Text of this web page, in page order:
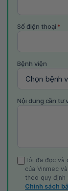
Số điện thoại *
Bệnh viện
Nội dung cần tư
Tôi đã đọc và
của Vinmec
theo quy định
Chính sách